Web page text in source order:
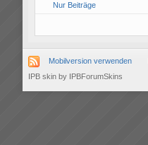
Nur Beiträge
Mobilversion verwenden
IPB skin by IPBForumSkins